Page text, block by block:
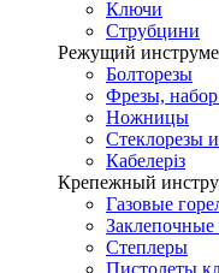
Ключи
Струбцини
Режущий
Болторезы
Фрезы,
Ножницы
Стеклорезы
Кабелеріз
Крепежный
Газовые
Заклепочные
Степлеры
Пистолеты